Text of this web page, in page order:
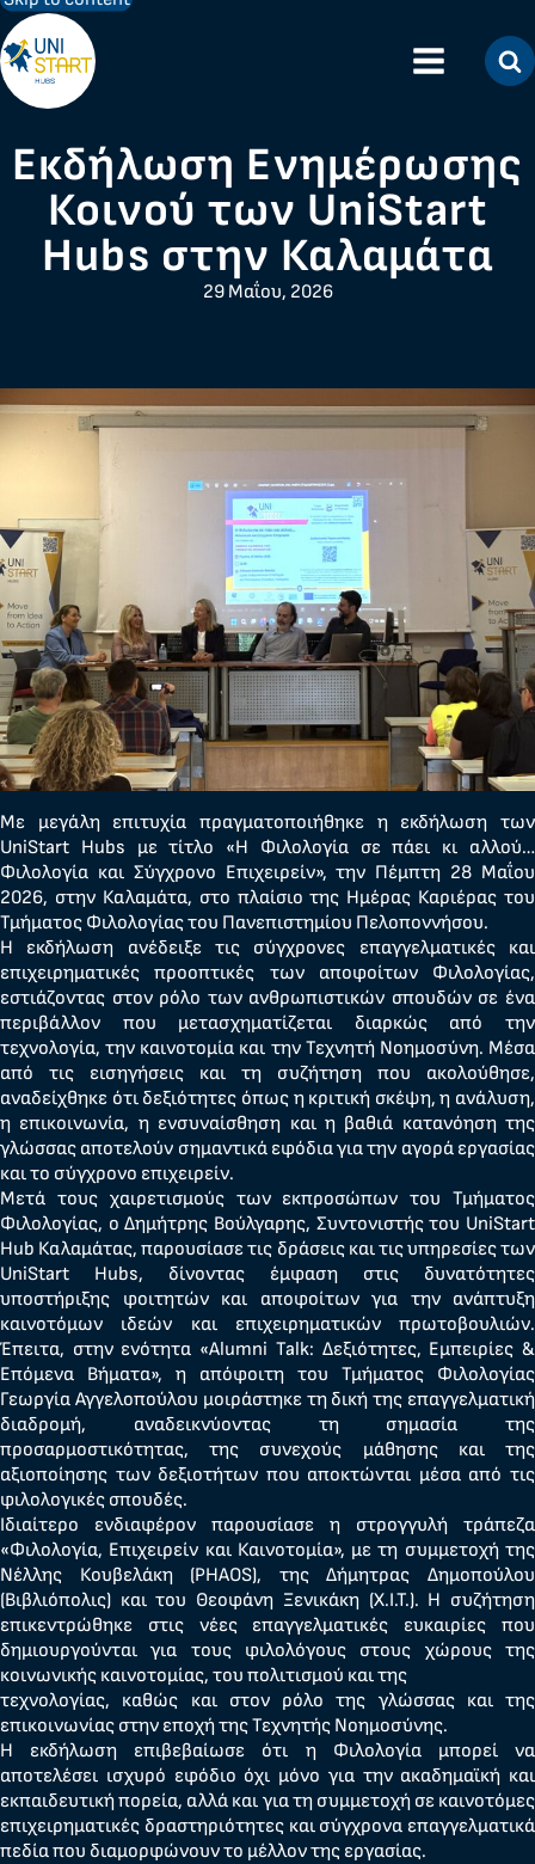
Εκδήλωση Ενημέρωσης
Κοινού των UniStart
Hubs στην Καλαμάτα
29 Μαΐου, 2026
Με μεγάλη επιτυχία πραγματοποιήθηκε η εκδήλωση των
UniStart Hubs με τίτλο «Η Φιλολογία σε πάει κι αλλού…
Φιλολογία και Σύγχρονο Επιχειρείν», την Πέμπτη 28 Μαΐου
2026, στην Καλαμάτα, στο πλαίσιο της Ημέρας Καριέρας του
Τμήματος Φιλολογίας του Πανεπιστημίου Πελοποννήσου.
Η εκδήλωση ανέδειξε τις σύγχρονες επαγγελματικές και
επιχειρηματικές προοπτικές των αποφοίτων Φιλολογίας,
εστιάζοντας στον ρόλο των ανθρωπιστικών σπουδών σε ένα
περιβάλλον που μετασχηματίζεται διαρκώς από την
τεχνολογία, την καινοτομία και την Τεχνητή Νοημοσύνη. Μέσα
από τις εισηγήσεις και τη συζήτηση που ακολούθησε,
αναδείχθηκε ότι δεξιότητες όπως η κριτική σκέψη, η ανάλυση,
η επικοινωνία, η ενσυναίσθηση και η βαθιά κατανόηση της
γλώσσας αποτελούν σημαντικά εφόδια για την αγορά εργασίας
και το σύγχρονο επιχειρείν.
Μετά τους χαιρετισμούς των εκπροσώπων του Τμήματος
Φιλολογίας, ο Δημήτρης Βούλγαρης, Συντονιστής του UniStart
Hub Καλαμάτας, παρουσίασε τις δράσεις και τις υπηρεσίες των
UniStart Hubs, δίνοντας έμφαση στις δυνατότητες
υποστήριξης φοιτητών και αποφοίτων για την ανάπτυξη
καινοτόμων ιδεών και επιχειρηματικών πρωτοβουλιών.
Έπειτα, στην ενότητα «Alumni Talk: Δεξιότητες, Εμπειρίες &
Επόμενα Βήματα», η απόφοιτη του Τμήματος Φιλολογίας
Γεωργία Αγγελοπούλου μοιράστηκε τη δική της επαγγελματική
διαδρομή, αναδεικνύοντας τη σημασία της
προσαρμοστικότητας, της συνεχούς μάθησης και της
αξιοποίησης των δεξιοτήτων που αποκτώνται μέσα από τις
φιλολογικές σπουδές.
Ιδιαίτερο ενδιαφέρον παρουσίασε η στρογγυλή τράπεζα
«Φιλολογία, Επιχειρείν και Καινοτομία», με τη συμμετοχή της
Νέλλης Κουβελάκη (PHAOS), της Δήμητρας Δημοπούλου
(Βιβλιόπολις) και του Θεοφάνη Ξενικάκη (X.I.T.). Η συζήτηση
επικεντρώθηκε στις νέες επαγγελματικές ευκαιρίες που
δημιουργούνται για τους φιλολόγους στους χώρους της
κοινωνικής καινοτομίας, του πολιτισμού και της
τεχνολογίας, καθώς και στον ρόλο της γλώσσας και της
επικοινωνίας στην εποχή της Τεχνητής Νοημοσύνης.
Η εκδήλωση επιβεβαίωσε ότι η Φιλολογία μπορεί να
αποτελέσει ισχυρό εφόδιο όχι μόνο για την ακαδημαϊκή και
εκπαιδευτική πορεία, αλλά και για τη συμμετοχή σε καινοτόμες
επιχειρηματικές δραστηριότητες και σύγχρονα επαγγελματικά
πεδία που διαμορφώνουν το μέλλον της εργασίας.